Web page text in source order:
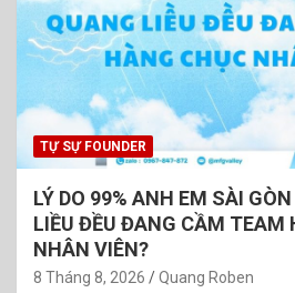
TỰ SỰ FOUNDER
LÝ DO 99% ANH EM SÀI
LIỀU ĐỀU ĐANG CẦM TEAM
NHÂN VIÊN?
8 Tháng 8, 2026 Quang Roben